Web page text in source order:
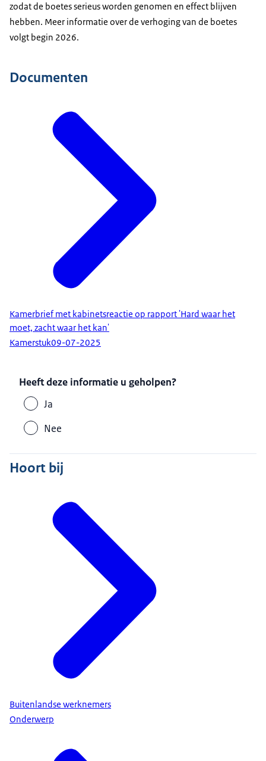
zodat de boetes serieus worden genomen en effect blijven
hebben. Meer informatie over de verhoging van de boetes
volgt begin 2026.
Documenten
Kamerbrief met kabinetsreactie op rapport 'Hard waar het
moet, zacht waar het kan'
Kamerstuk09-07-2025
Heeft deze informatie u geholpen?
Ja
Nee
Hoort bij
Buitenlandse werknemers
Onderwerp